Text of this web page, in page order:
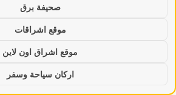
صحيفة برق
موقع اشراقات
موقع اشراق اون لاين
اركان سياحة وسفر